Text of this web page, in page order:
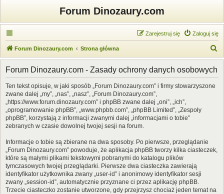
Forum Dinozaury.com
Zaloguj się
Zarejestruj się
Forum Dinozaury.com Strona główna
z
Forum Dinozaury.com - Zasady ochrony danych osobowych
Ten tekst opisuje, w jaki sposób „Forum Dinozaury.com” i firmy stowarzyszone
zwane dalej „my”, „nas”, „nasz”, „Forum Dinozaury.com”,
„https://www.forum.dinozaury.com” i phpBB zwane dalej „oni”, „ich”,
„oprogramowanie phpBB”, „www.phpbb.com”, „phpBB Limited”, „Zespoły
phpBB”, korzystają z informacji zwanymi dalej „informacjami o tobie”
zebranych w czasie dowolnej twojej sesji na forum.
Informacje o tobie są zbierane na dwa sposoby. Po pierwsze, przeglądanie
„Forum Dinozaury.com” powoduje, że aplikacja phpBB tworzy kilka ciasteczek,
które są małymi plikami tekstowymi pobranymi do katalogu plików
tymczasowych twojej przeglądarki. Pierwsze dwa ciasteczka zawierają
identyfikator użytkownika zwany „user-id” i anonimowy identyfikator sesji
zwany „session-id”, automatycznie przyznane ci przez aplikację phpBB.
Trzecie ciasteczko zostanie utworzone, gdy przejrzysz chociaż jeden temat na